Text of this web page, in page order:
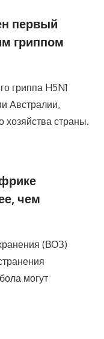
первый
гриппом
гриппа H5N1
Австралии,
хозяйства страны.
чем
(ВОЗ)
могут